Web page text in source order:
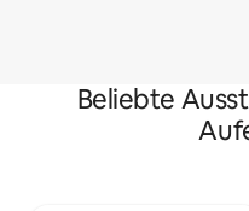
Beliebte